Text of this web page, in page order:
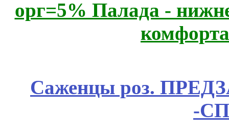
орг=5% Палада -
Саженцы роз.
-